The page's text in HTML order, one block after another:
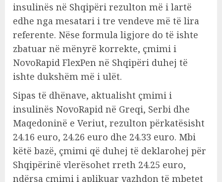
insulinës në Shqipëri rezulton më i lartë
edhe nga mesatari i tre vendeve më të lira
referente. Nëse formula ligjore do të ishte
zbatuar në mënyrë korrekte, çmimi i
NovoRapid FlexPen në Shqipëri duhej të
ishte dukshëm më i ulët.
Sipas të dhënave, aktualisht çmimi i
insulinës NovoRapid në Greqi, Serbi dhe
Maqedoninë e Veriut, rezulton përkatësisht
24.16 euro, 24.26 euro dhe 24.33 euro. Mbi
këtë bazë, çmimi që duhej të deklarohej për
Shqipërinë vlerësohet rreth 24.25 euro,
ndërsa çmimi i aplikuar vazhdon të mbetet